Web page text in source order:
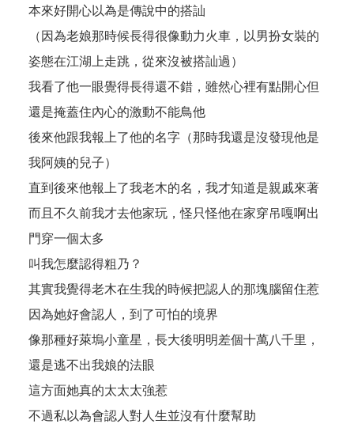
本來好開心以為是傳說中的搭訕
（因為老娘那時候長得很像動力火車，以男扮女裝的
姿態在江湖上走跳，從來沒被搭訕過）
我看了他一眼覺得長得還不錯，雖然心裡有點開心但
還是掩蓋住內心的激動不能鳥他
後來他跟我報上了他的名字（那時我還是沒發現他是
我阿姨的兒子）
直到後來他報上了我老木的名，我才知道是親戚來著
而且不久前我才去他家玩，怪只怪他在家穿吊嘎啊出
門穿一個太多
叫我怎麼認得粗乃？
其實我覺得老木在生我的時候把認人的那塊腦留住惹
因為她好會認人，到了可怕的境界
像那種好萊塢小童星，長大後明明差個十萬八千里，
還是逃不出我娘的法眼
這方面她真的太太太強惹
不過私以為會認人對人生並沒有什麼幫助